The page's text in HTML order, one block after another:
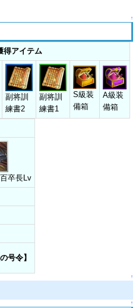
↑
得アイテム
副将訓
練書2
副将訓
練書1
S級装
備箱
A級装
備箱
卒長Lv
号令】
↑
↑